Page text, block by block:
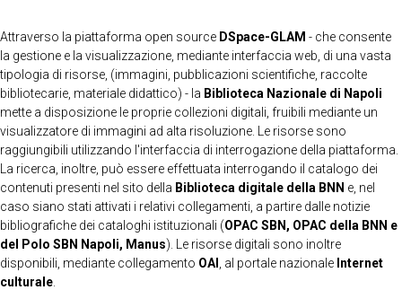
Attraverso la piattaforma open source DSpace-GLAM - che consente
la gestione e la visualizzazione, mediante interfaccia web, di una vasta
tipologia di risorse, (immagini, pubblicazioni scientifiche, raccolte
bibliotecarie, materiale didattico) - la Biblioteca Nazionale di Napoli
mette a disposizione le proprie collezioni digitali, fruibili mediante un
visualizzatore di immagini ad alta risoluzione. Le risorse sono
raggiungibili utilizzando l'interfaccia di interrogazione della piattaforma.
La ricerca, inoltre, può essere effettuata interrogando il catalogo dei
contenuti presenti nel sito della Biblioteca digitale della BNN e, nel
caso siano stati attivati i relativi collegamenti, a partire dalle notizie
bibliografiche dei cataloghi istituzionali (OPAC SBN, OPAC della BNN e
del Polo SBN Napoli, Manus). Le risorse digitali sono inoltre
disponibili, mediante collegamento OAI , al portale nazionale Internet
culturale